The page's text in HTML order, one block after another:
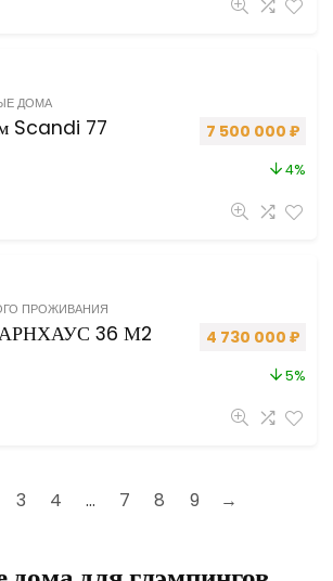
ДОМА
Scandi 77 7 500 000 ₽
4%
ПРОЖИВАНИЯ
36 М2 4 730 000 ₽
5%
3 4 … 7 8 9 →